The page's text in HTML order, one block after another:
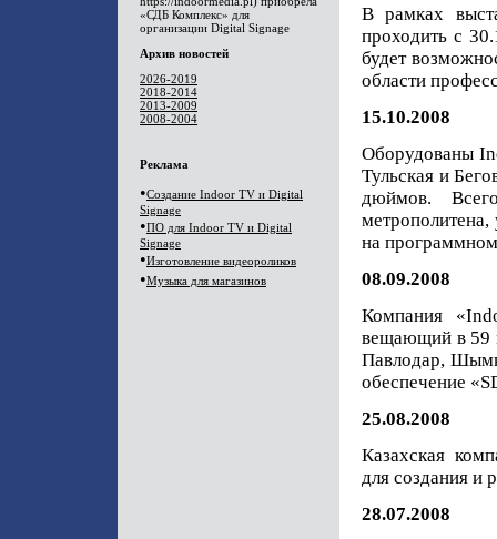
«СДБ Комплекс» для
организации Digital Signage
Архив новостей
2026-2019
2018-2014
2013-2009
2008-2004
Реклама
•Создание Indoor TV и Digital
Signage
•ПО для Indoor TV и Digital
Signage
•Изготовление видеороликов
•Музыка для магазинов
В рамках
проходить с
будет
области
15.10.2008
Оборудованы
Тульская и
дюймов.
на
08.09.2008
Компания
вещающий в 59
Павлодар,
обеспечение
25.08.2008
Казахская
для создания и
28.07.2008